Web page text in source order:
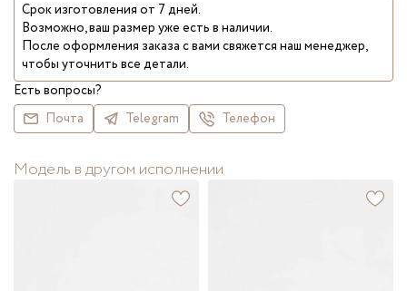
Срок изготовления от 7 дней.
Возможно, ваш размер уже есть в наличии.
После оформления заказа с вами свяжется наш менеджер,
чтобы уточнить все детали.
Есть вопросы?
Почта
Telegram Телефон
Модель в другом исполнении